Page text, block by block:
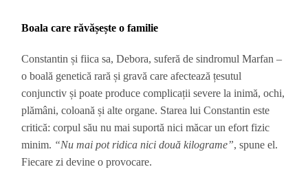
Boala care răvășește o familie
Constantin și fiica sa, Debora, suferă de sindromul Marfan –
o boală genetică rară și gravă care afectează țesutul
conjunctiv și poate produce complicații severe la inimă, ochi,
plămâni, coloană și alte organe. Starea lui Constantin este
critică: corpul său nu mai suportă nici măcar un efort fizic
minim. “Nu mai pot ridica nici două kilograme”, spune el.
Fiecare zi devine o provocare.